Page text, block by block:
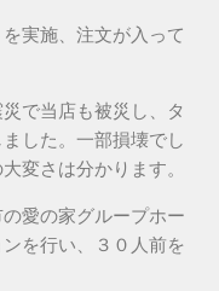
実施、注文が入って
で当店も被災し、タ
した。一部損壊でし
変さは分かります。
愛の家グループホー
を行い、３０人前を